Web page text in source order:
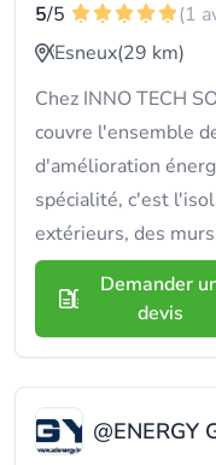
5/5
(1
Esneux(29 km)
Chez INNO TECH
couvre l'ensemble
d'amélioration
spécialité, c'est
extérieurs, des
Demander
devis
@ENERGY